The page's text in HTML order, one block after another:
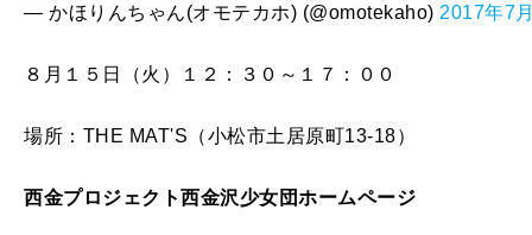
— かほりんちゃん(オモテカホ) (@omotekaho) 2017年7
８月１５日（火）１２：３０～１７：００
場所：THE MAT'S（小松市土居原町13-18）
西金プロジェクト西金沢少女団ホームページ